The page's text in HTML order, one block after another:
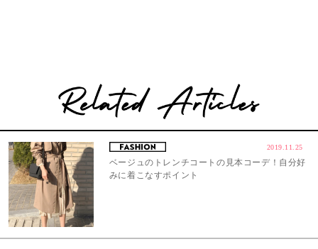
2019.11.25
ベージュのトレンチコートの見本コーデ！自分好
みに着こなすポイント